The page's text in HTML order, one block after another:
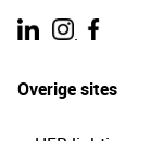
.
Overige sites